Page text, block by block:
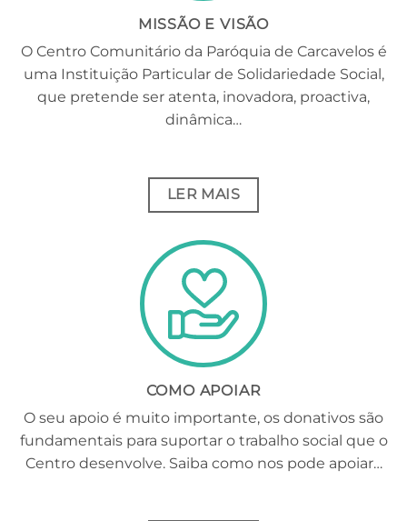
MISSÃO E VISÃO
O Centro Comunitário da Paróquia de Carcavelos é
uma Instituição Particular de Solidariedade Social,
que pretende ser atenta, inovadora, proactiva,
dinâmica…
LER MAIS
COMO APOIAR
O seu apoio é muito importante, os donativos são
fundamentais para suportar o trabalho social que o
Centro desenvolve. Saiba como nos pode apoiar…